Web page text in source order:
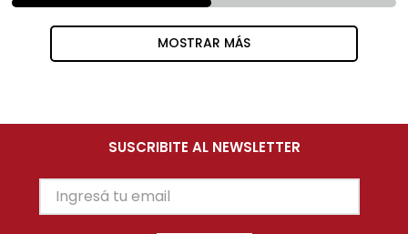
MOSTRAR MÁS
SUSCRIBITE AL NEWSLETTER